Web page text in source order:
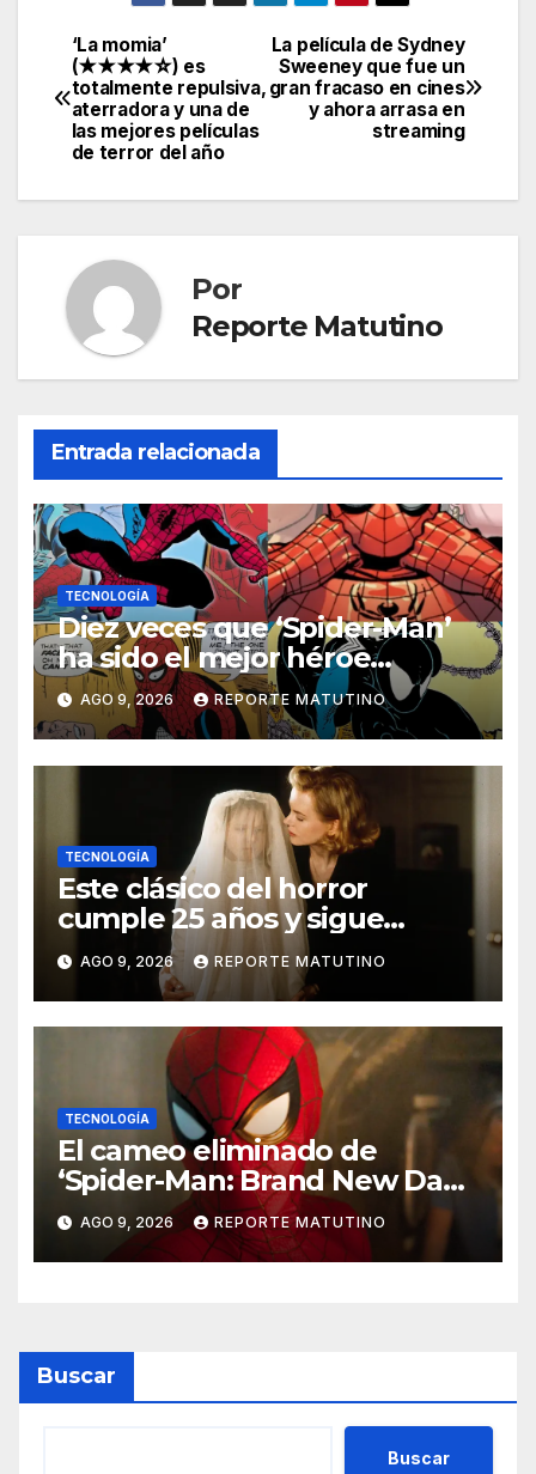
Navegación
de
entradas
La película de Sydney
Sweeney que fue un
gran fracaso en cines
y ahora arrasa en
streaming
‘La momia’
(★★★★☆) es
totalmente repulsiva,
aterradora y una de
las mejores películas
de terror del año
Por
Reporte Matutino
Entrada relacionada
TECNOLOGÍA
Diez veces que ‘Spider-Man’
ha sido el mejor héroe
del cómic
AGO 9, 2026 REPORTE MATUTINO
TECNOLOGÍA
Este clásico del horror
cumple 25 años y sigue
siendo estupendo (y lo
puedes ver en Netflix)
AGO 9, 2026 REPORTE MATUTINO
TECNOLOGÍA
El cameo eliminado de
‘Spider-Man: Brand New Day’
que ha enfadado a los fans
AGO 9, 2026 REPORTE MATUTINO
Buscar
Buscar